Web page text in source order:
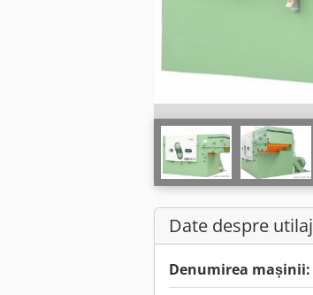
Date despre utilaj
Denumirea mașinii: